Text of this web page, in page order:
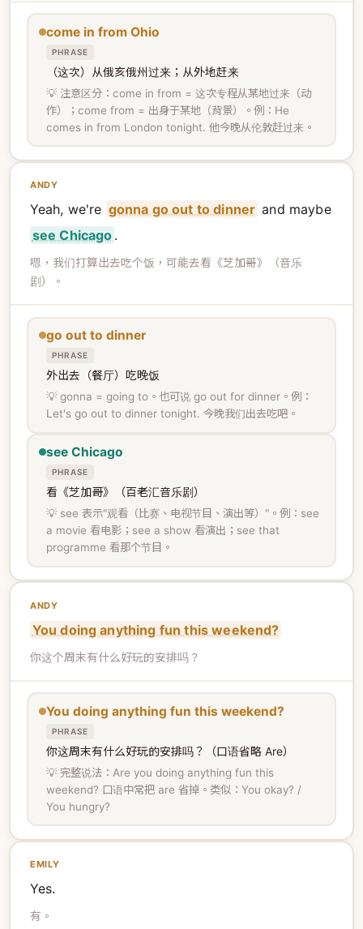
come in from Ohio
PHRASE
（这次）从俄亥俄州过来；从外地赶来
💡 注意区分：come in from = 这次专程从某地过来（动
作）；come from = 出身于某地（背景）。例：He
comes in from London tonight. 他今晚从伦敦赶过来。
ANDY
Yeah, we're gonna go out to dinner and maybe
see Chicago .
嗯，我们打算出去吃个饭，可能去看《芝加哥》（音乐
剧）。
go out to dinner
PHRASE
外出去（餐厅）吃晚饭
💡 gonna = going to。也可说 go out for dinner。例：
Let's go out to dinner tonight. 今晚我们出去吃吧。
see Chicago
PHRASE
看《芝加哥》（百老汇音乐剧）
💡 see 表示"观看（比赛、电视节目、演出等）"。例：see
a movie 看电影；see a show 看演出；see that
programme 看那个节目。
ANDY
You doing anything fun this weekend?
你这个周末有什么好玩的安排吗？
You doing anything fun this weekend?
PHRASE
你这周末有什么好玩的安排吗？（口语省略 Are）
💡 完整说法：Are you doing anything fun this
weekend? 口语中常把 are 省掉。类似：You okay? /
You hungry?
EMILY
Yes.
有。